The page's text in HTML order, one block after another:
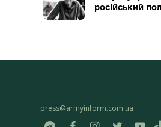
російський
press@armyinform.com.ua